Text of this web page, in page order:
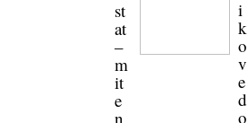
st
at
–
m
it
e
n
i
k
o
v
e
d
o